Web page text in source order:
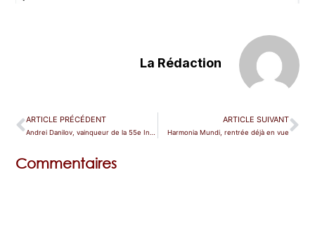
La Rédaction
ARTICLE PRÉCÉDENT ARTICLE SUIVANT
Harmonia Mundi, rentrée déjà en vue
Commentaires